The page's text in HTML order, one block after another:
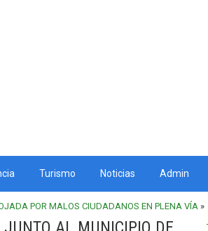
Turismo Noticias Admin
POR MALOS CIUDADANOS EN PLENA VÍA »